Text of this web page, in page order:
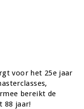
voor het 25e jaar
bereikt de
88 jaar!